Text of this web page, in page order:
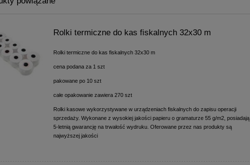
Rolki termiczne do kas fiskalnych 32x30 m
Rolki termiczne do kas fiskalnych 32x30 m
cena podana za 1 szt
pakowane po 10 szt
całe opakowanie zawiera 270 szt
Rolki kasowe wykorzystywane w urządzeniach fiskalnych do zapisu operacji
sprzedaży. Wykonane z wysokiej jakości papieru o gramaturze 55 g/m2, posiadają
5-letnią gwarancję na trwałość wydruku. Oferowane przez nas produkty są
najwyższej jakości